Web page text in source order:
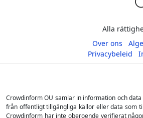
Alla
Over ons
Privacybeleid
Crowdinform OU samlar in information och
från offentligt tillgängliga källor eller data som
Crowdinform har inte oberoende verifierat